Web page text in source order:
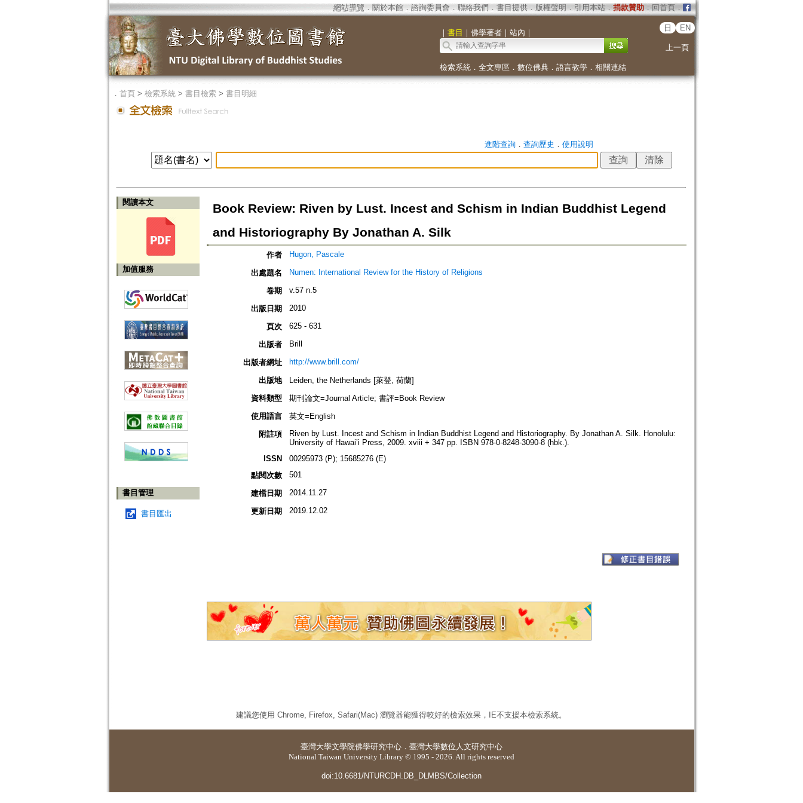
網站導覽 ． 關於本館． 諮詢委員會． 聯絡我們 ． 書目提供． 版權聲明 ． 引用本站． 捐款贊助．回首頁．
｜ 書目 ｜ 佛學著者｜ 站內 ｜
日 EN
上一頁
檢索系統． 全文專區 ． 數位佛典． 語言教學． 相關連結
． 首頁> 檢索系統> 書目檢索> 書目明細
進階查詢． 查詢歷史 ． 使用說明
閱讀本文
加值服務
書目管理
書目匯出
Book Review: Riven by Lust. Incest and Schism in Indian Buddhist Legend
and Historiography By Jonathan A. Silk
作者 Hugon, Pascale
出處題名 Numen: International Review for the History of Religions
卷期 v.57 n.5
出版日期 2010
頁次 625 - 631
出版者 Brill
出版者網址 http://www.brill.com/
出版地
Leiden, the Netherlands [萊登, 荷蘭]
資料類型
期刊論文=Journal Article; 書評=Book Review
使用語言
英文=English
附註項
Riven by Lust. Incest and Schism in Indian Buddhist Legend and Historiography. By Jonathan A. Silk. Honolulu:
University of Hawai’i Press, 2009. xviii + 347 pp. ISBN 978-0-8248-3090-8 (hbk.).
ISSN
00295973 (P); 15685276 (E)
點閱次數
501
建檔日期 2014.11.27
更新日期 2019.12.02
建議您使用 Chrome, Firefox, Safari(Mac) 瀏覽器能獲得較好的檢索效果，IE不支援本檢索系統。
臺灣大學文學院佛學研究中心 ． 臺灣大學數位人文研究中心
National Taiwan University Library © 1995 - 2026. All rights reserved
doi:10.6681/NTURCDH.DB_DLMBS/Collection